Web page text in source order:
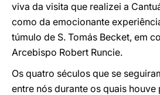
viva da visita que realizei a
como da emocionante
túmulo de S. Tomás Becket, em
Arcebispo Robert Runcie.
Os quatro séculos que se
entre nós durante os quais